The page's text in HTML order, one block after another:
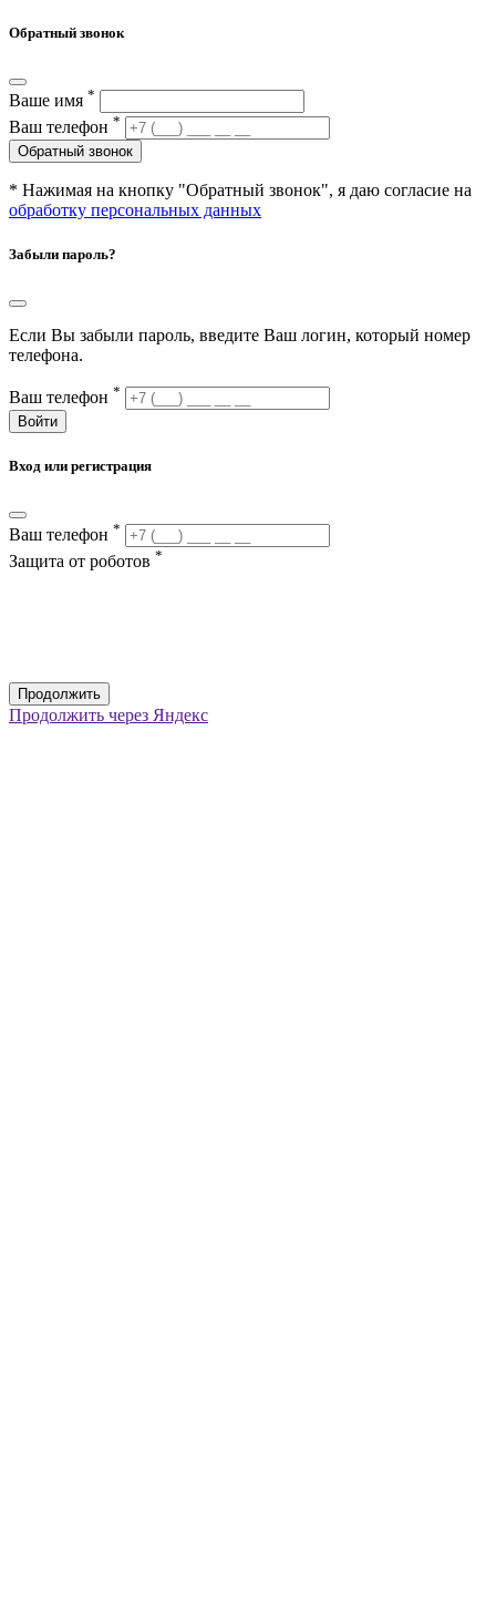
Обратный звонок
Ваше имя *
Ваш телефон *
Обратный звонок
* Нажимая на кнопку "Обратный звонок", я даю согласие на
обработку персональных данных
Забыли пароль?
Если Вы забыли пароль, введите Ваш логин, который номер
телефона.
Ваш телефон *
Войти
Вход или регистрация
Ваш телефон *
Защита от роботов *
Продолжить
Продолжить через Яндекс